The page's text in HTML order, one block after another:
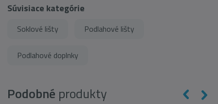
Súvisiace kategórie
Soklové lišty Podlahové lišty
Podlahové doplnky
Podobné produkty